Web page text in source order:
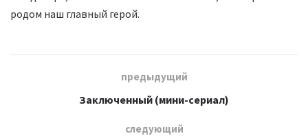
родом наш главный герой.
предыдущий
Заключенный (мини-сериал)
следующий